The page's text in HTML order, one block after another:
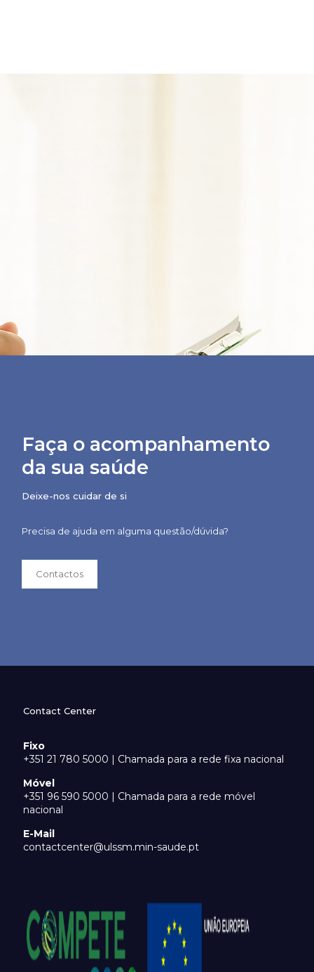
Faça o acompanhamento
da sua saúde
Deixe-nos cuidar de si
Precisa de ajuda em alguma questão/dúvida?
Contactos
Contact Center
Fixo
+351 21 780 5000 | Chamada para a rede fixa nacional
Móvel
+351 96 590 5000 | Chamada para a rede móvel
nacional
E-Mail
contactcenter@ulssm.min-saude.pt